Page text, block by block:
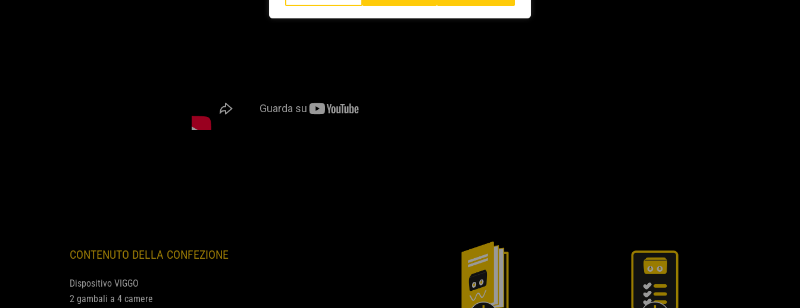
CONTENUTO DELLA CONFEZIONE
Dispositivo VIGGO
2 gambali a 4 camere